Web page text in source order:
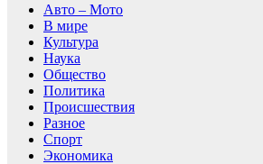
Авто – Мото
В мире
Культура
Наука
Общество
Политика
Происшествия
Разное
Спорт
Экономика